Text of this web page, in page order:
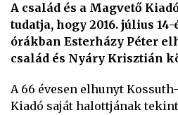
A család és a Magvető
tudatja, hogy 2016. július
órákban Esterházy Péter
család és Nyáry Krisztián
A 66 évesen elhunyt
Kiadó saját halottjának